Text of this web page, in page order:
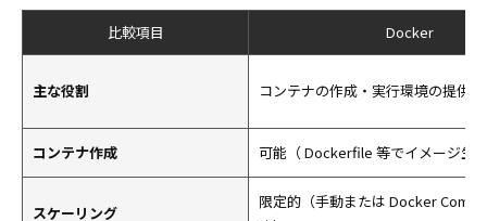
比較項目 Docker
主な役割 コンテナの作成・実行環境の提供
コンテナ作成 可能（ Dockerfile 等でイメージ生
スケーリング
限定的（手動または Docker